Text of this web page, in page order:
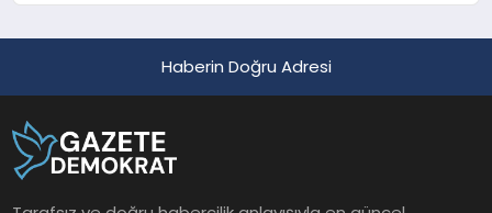
Haberin Doğru Adresi